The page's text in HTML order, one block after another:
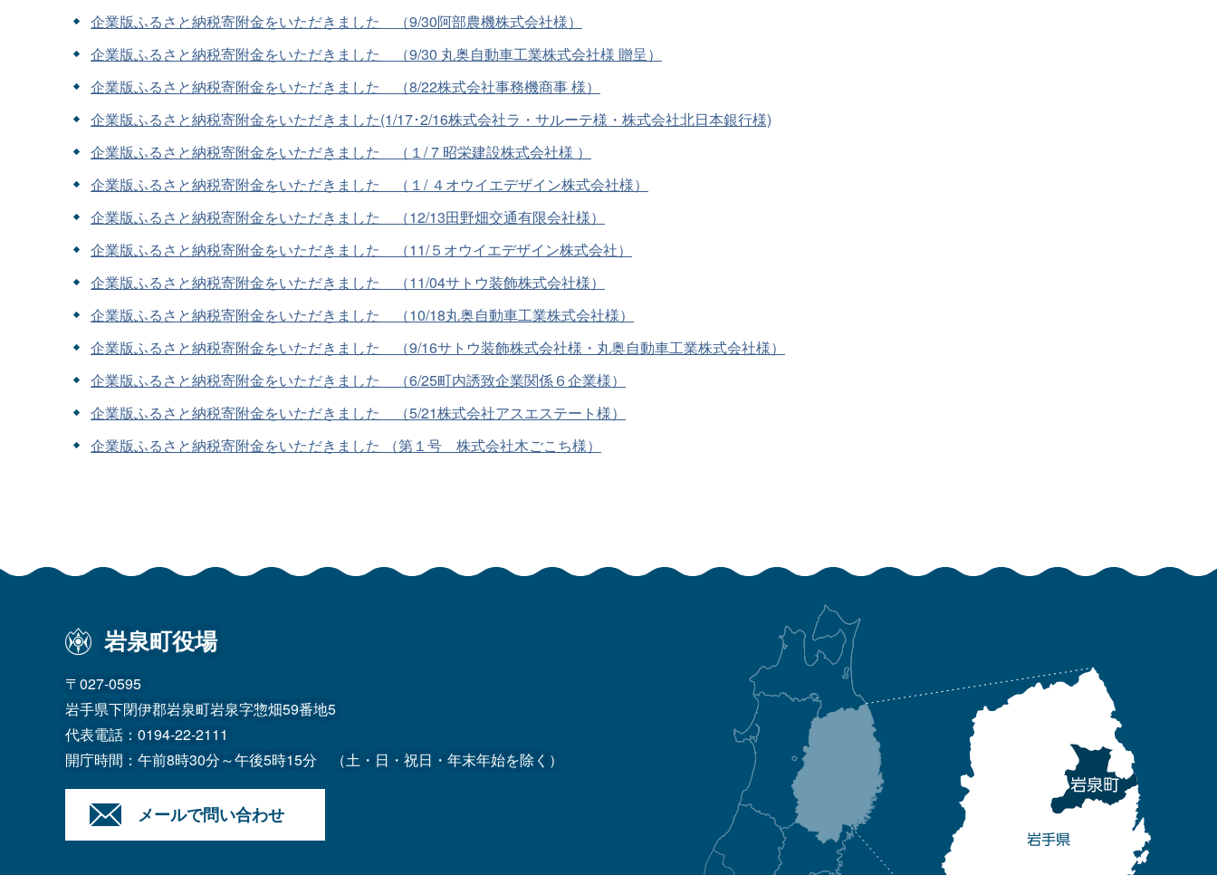
企業版ふるさと納税寄附金をいただきました （9/30阿部農機株式会社様）
企業版ふるさと納税寄附金をいただきました （9/30 丸奥自動車工業株式会社様 贈呈）
企業版ふるさと納税寄附金をいただきました （8/22株式会社事務機商事 様）
企業版ふるさと納税寄附金をいただきました(1/17･2/16株式会社ラ・サルーテ様・株式会社北日本銀行様)
企業版ふるさと納税寄附金をいただきました （１/ 7 昭栄建設株式会社様 ）
企業版ふるさと納税寄附金をいただきました （１/ ４オウイエデザイン株式会社様）
企業版ふるさと納税寄附金をいただきました （12/13田野畑交通有限会社様）
企業版ふるさと納税寄附金をいただきました （11/５オウイエデザイン株式会社）
企業版ふるさと納税寄附金をいただきました （11/04サトウ装飾株式会社様）
企業版ふるさと納税寄附金をいただきました （10/18丸奥自動車工業株式会社様）
企業版ふるさと納税寄附金をいただきました （9/16サトウ装飾株式会社様・丸奥自動車工業株式会社様）
企業版ふるさと納税寄附金をいただきました （6/25町内誘致企業関係６企業様）
企業版ふるさと納税寄附金をいただきました （5/21株式会社アスエステート様）
企業版ふるさと納税寄附金をいただきました （第１号 株式会社木ごこち様）
岩泉町役場
〒027-0595
岩手県下閉伊郡岩泉町岩泉字惣畑59番地5
代表電話： 0194-22-2111
開庁時間：午前8時30分～午後5時15分
（土・日・祝日・年末年始を除く）
メールで問い合わせ